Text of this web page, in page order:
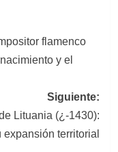
flamenco
y el
Siguiente:
Lituania (¿-1430):
territorial